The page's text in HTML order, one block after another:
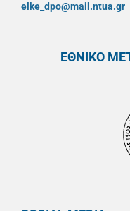
elke_dpo@mail.ntua.gr
ΕΘΝΙΚΟ